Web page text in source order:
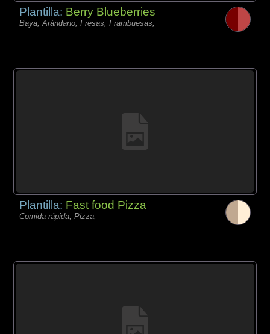
Plantilla: Berry Blueberries
Baya, Arándano, Fresas, Frambuesas,
Plantilla: Fast food Pizza
Comida rápida, Pizza,